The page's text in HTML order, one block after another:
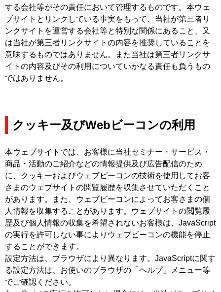
する会社等がその責任において管理するものです。本ウェ
ブサイトとリンクしている事実をもって、当社が第三者リ
ンクサイトを運営する会社等と特別な関係にあること、又
は当社が第三者リンクサイトの内容を推奨していることを
意味するものではありません。また当社は第三者リンクサ
イトの内容及びその利用についていかなる責任も負うもの
ではありません。
クッキー及びWebビーコンの利用
本ウェブサイトでは、お客様に当社セミナー・サービス・
商品・活動のご紹介などの情報提供及び広告配信のため
に、クッキーおよびウェブビーコンの技術を使用してお客
さまのウェブサイトの閲覧履歴を収集させていただくこと
があります。また、ウェブビーコンによってお客さまの個
人情報を収集することがあります。ウェブサイトの閲覧履
歴及び個人情報の収集を希望されないお客様は、JavaScript
の実行を許可しない事によりウェブビーコンの機能を停止
することができます。
設定方法は、ブラウザにより異なります。JavaScriptに関す
る設定方法は、お使いのブラウザの「ヘルプ」メニュー等
でご確認ください。